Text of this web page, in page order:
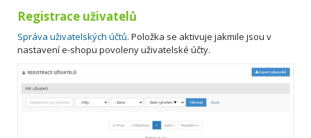
Registrace uživatelů
Správa uživatelských účtů. Položka se aktivuje jakmile jsou v
nastavení e-shopu povoleny uživatelské účty.